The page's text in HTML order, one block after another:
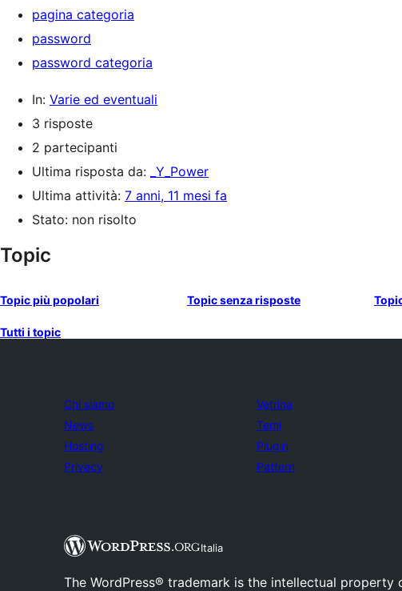
pagina categoria
password
password categoria
In: Varie ed eventuali
3 risposte
2 partecipanti
Ultima risposta da: _Y_Power
Ultima attività: 7 anni, 11 mesi fa
Stato: non risolto
Topic
Topic più popolari Topic senza risposte
Tutti i topic
Chi siamo
News
Hosting
Privacy
Vetrina
Temi
Plugin
Pattern
Italia
The WordPress® trademark is the intellectual property